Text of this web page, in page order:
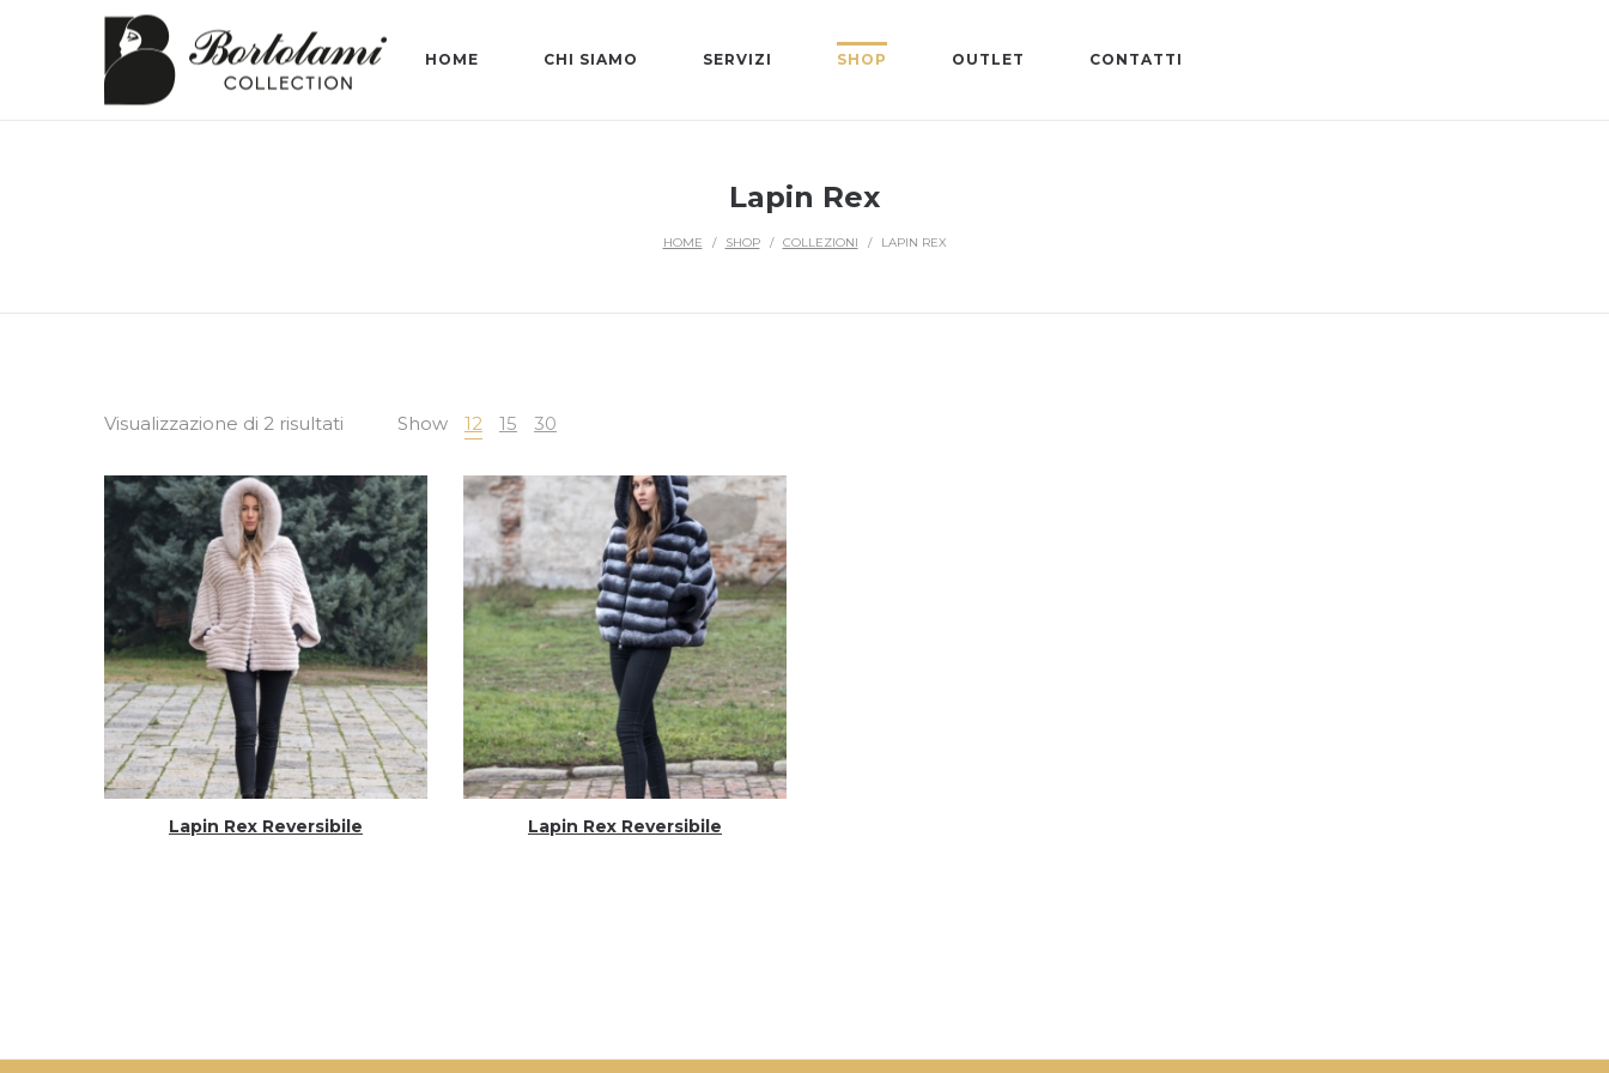
HOME CHI SIAMO SERVIZI SHOP OUTLET CONTATTI
Lapin Rex
HOME / SHOP / COLLEZIONI / LAPIN REX
Visualizzazione di 2 risultati Show 12 15 30
Lapin Rex Reversibile Lapin Rex Reversibile